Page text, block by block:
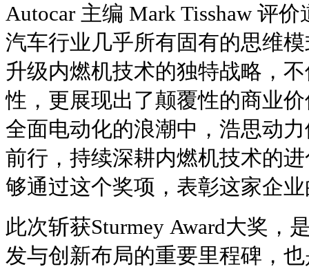
Autocar 主编 Mark Tisshaw 评
汽车行业几乎所有固有的思维
升级内燃机技术的独特战略，
性，更展现出了颠覆性的商业
全面电动化的浪潮中，浩思动
前行，持续深耕内燃机技术的
够通过这个奖项，表彰这家企
此次斩获Sturmey Award大奖，
发与创新布局的重要里程碑，